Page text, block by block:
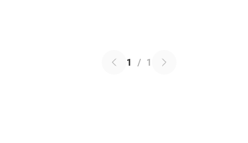
1 / 1